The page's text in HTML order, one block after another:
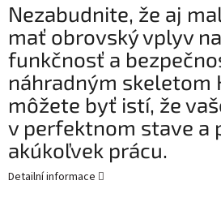
Nezabudnite, že aj
mať obrovský vplyv
funkčnosť a
náhradným skeletom
môžete byť istí, že
v perfektnom stave a
akúkoľvek prácu.
Detailní informace